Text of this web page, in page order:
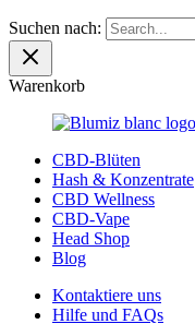
Suchen nach:
Warenkorb
CBD-Blüten
Hash & Konzentrate
CBD Wellness
CBD-Vape
Head Shop
Blog
Kontaktiere uns
Hilfe und FAQs